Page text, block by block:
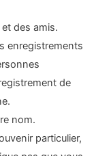
des amis.
enregistrements
de
nom.
particulier,